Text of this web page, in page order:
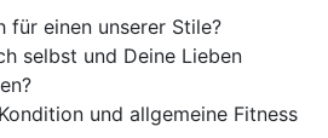
für einen unserer Stile?
selbst und Deine Lieben
und allgemeine Fitness